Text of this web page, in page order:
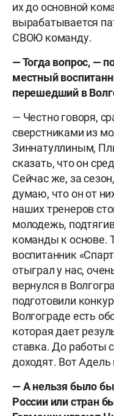
их до основной
вырабатывается
СВОЮ команду.
— Тогда вопрос, —
местный
перешедший в
— Честно говоря,
сверстниками из
Зиннатуллиным,
сказать, что он
Сейчас же, за
думаю, что он от
наших тренеров
молодежь,
команды к основе.
воспитанник
отыграл у нас,
вернулся в
подготовили
Волгограде есть
которая дает
ставка. До работы
доходят. Вот
— А нельзя было
России или стран